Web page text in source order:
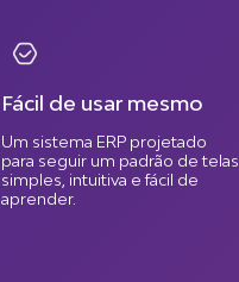
Fácil de usar mesmo
Um sistema ERP projetado
para seguir um padrão de telas
simples, intuitiva e fácil de
aprender.